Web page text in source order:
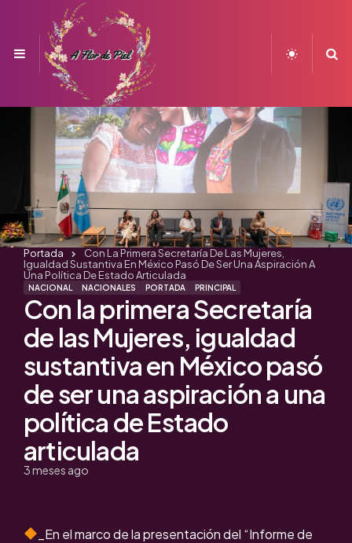
Menu
NACIONAL NACIONALES PORTADA PRINCIPAL
Con la primera Secretaría
de las Mujeres, igualdad
sustantiva en México pasó
de ser una aspiración a una
política de Estado
articulada
3 meses ago
Portada
Con La Primera Secretaría De Las Mujeres,
Igualdad Sustantiva En México Pasó De Ser Una Aspiración A
Una Política De Estado Articulada
_En el marco de la presentación del “Informe de